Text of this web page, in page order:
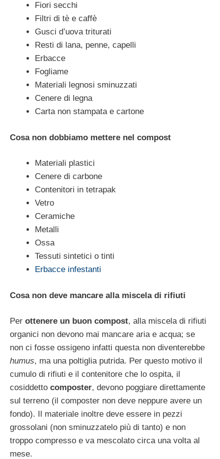
Fiori secchi
Filtri di tè e caffè
Gusci d’uova triturati
Resti di lana, penne, capelli
Erbacce
Fogliame
Materiali legnosi sminuzzati
Cenere di legna
Carta non stampata e cartone
Cosa non dobbiamo mettere nel compost
Materiali plastici
Cenere di carbone
Contenitori in tetrapak
Vetro
Ceramiche
Metalli
Ossa
Tessuti sintetici o tinti
Erbacce infestanti
Cosa non deve mancare alla miscela di rifiuti
Per ottenere un buon compost, alla miscela di rifiuti
organici non devono mai mancare aria e acqua; se
non ci fosse ossigeno infatti questa non diventerebbe
humus, ma una poltiglia putrida. Per questo motivo il
cumulo di rifiuti e il contenitore che lo ospita, il
cosiddetto composter, devono poggiare direttamente
sul terreno (il composter non deve neppure avere un
fondo). Il materiale inoltre deve essere in pezzi
grossolani (non sminuzzatelo più di tanto) e non
troppo compresso e va mescolato circa una volta al
mese.